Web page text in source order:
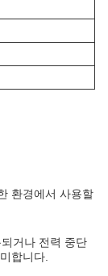
환경에서 사용할
거나 전력 중단
합니다.